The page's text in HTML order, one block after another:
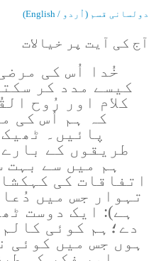
دولسانی قسم (اُردو / English)
آج کی آیت پر خیالات
خُدا اُس کی
کیسے مدد کر
کلام اور رُوح
کہ ہم اُس کی
پائیں۔
طریقوں کے
ہم میں سے
اتفاقات کی
تہوار جس میں
ہے): ایک دوست
دے؛ہم کوئی
ہوں جس میں کوئی